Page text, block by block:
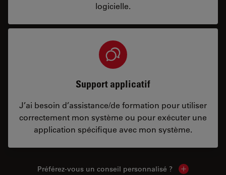
logicielle.
Support applicatif
J’ai besoin d’assistance/de formation pour utiliser
correctement mon système ou pour exécuter une
application spécifique avec mon système.
Préférez-vous un conseil personnalisé ? Show local